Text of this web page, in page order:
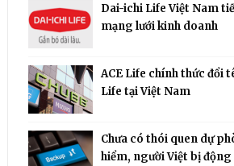
Dai-ichi Life Việt Nam
mạng lưới kinh doanh
ACE Life chính thức đổi
Life tại Việt Nam
Chưa có thói quen dự
hiểm, người Việt bị